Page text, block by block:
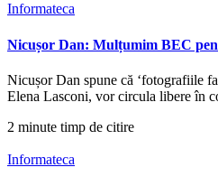
Informateca
Nicușor Dan: Mulțumim BEC
Nicușor Dan spune că ‘fotografiile
Elena Lasconi, vor circula libere în
2 minute timp de citire
Informateca